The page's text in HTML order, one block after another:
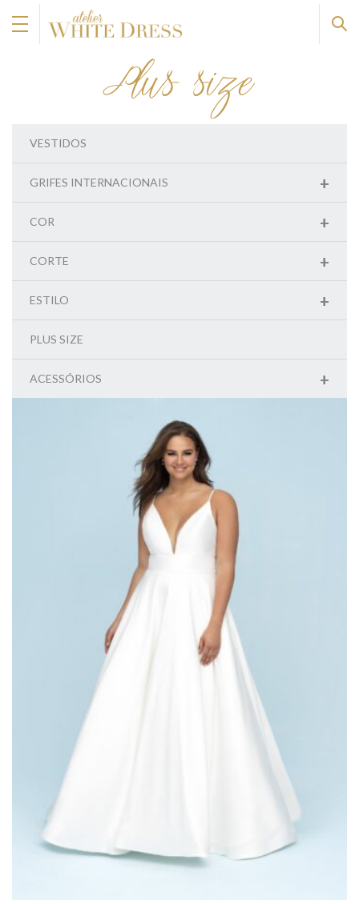
Plus size
VESTIDOS
+
GRIFES INTERNACIONAIS
+
COR
+
CORTE
+
ESTILO
PLUS SIZE
+
ACESSÓRIOS